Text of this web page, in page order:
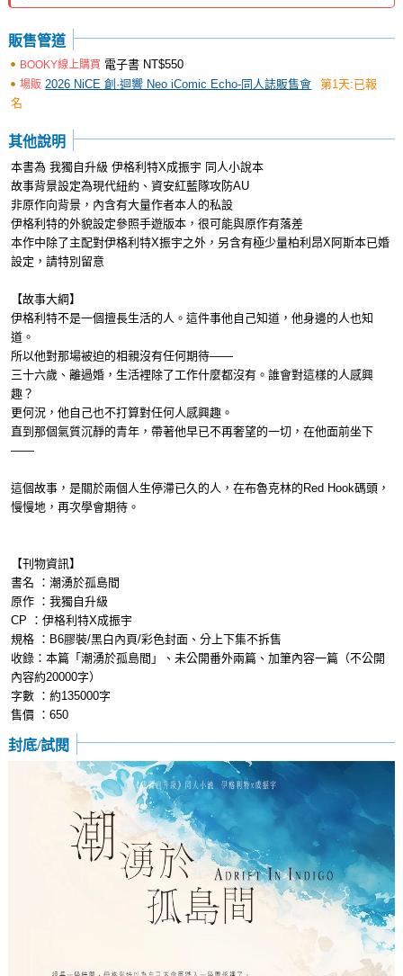
販售管道
BOOKY線上購買 電子書 NT$550
場販 2026 NiCE 創·迴響 Neo iComic Echo-同人誌販售會
第1天:已報
名
其他說明
本書為 我獨自升級 伊格利特X成振宇 同人小說本
故事背景設定為現代紐約、資安紅藍隊攻防AU
非原作向背景，內含有大量作者本人的私設
伊格利特的外貌設定參照手遊版本，很可能與原作有落差
本作中除了主配對伊格利特X振宇之外，另含有極少量柏利昂X阿斯本已婚
設定，請特別留意
【故事大綱】
伊格利特不是一個擅長生活的人。這件事他自己知道，他身邊的人也知
道。
所以他對那場被迫的相親沒有任何期待——
三十六歲、離過婚，生活裡除了工作什麼都沒有。誰會對這樣的人感興
趣？
更何況，他自己也不打算對任何人感興趣。
直到那個氣質沉靜的青年，帶著他早已不再奢望的一切，在他面前坐下
——
這個故事，是關於兩個人生停滯已久的人，在布魯克林的Red Hook碼頭，
慢慢地，再次學會期待。
【刊物資訊】
書名 ：潮湧於孤島間
原作 ：我獨自升級
CP ：伊格利特X成振宇
規格 ：B6膠裝/黑白內頁/彩色封面、分上下集不拆售
收錄：本篇「潮湧於孤島間」、未公開番外兩篇、加筆內容一篇（不公開
內容約20000字）
字數 ：約135000字
售價 ：650
封底/試閱